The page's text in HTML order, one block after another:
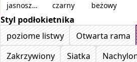
jasnoszar
y
czarny
beżowy
Styl podłokietnika
poziome listwy
Otwarta rama
Zakrzywiony
Siatka